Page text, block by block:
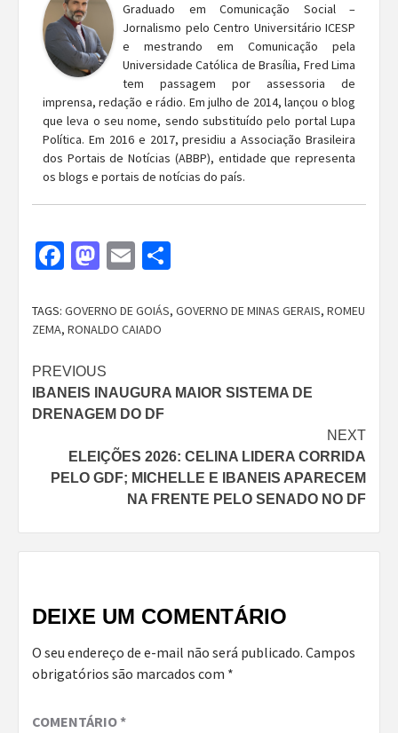
Graduado em Comunicação Social –
Jornalismo pelo Centro Universitário ICESP
e mestrando em Comunicação pela
Universidade Católica de Brasília, Fred Lima
tem passagem por assessoria de
imprensa, redação e rádio. Em julho de 2014, lançou o blog
que leva o seu nome, sendo substituído pelo portal Lupa
Política. Em 2016 e 2017, presidiu a Associação Brasileira
dos Portais de Notícias (ABBP), entidade que representa
os blogs e portais de notícias do país.
Facebook
Mastodon
Email
TAGS: GOVERNO DE GOIÁS, GOVERNO DE MINAS GERAIS, ROMEU
ZEMA, RONALDO CAIADO
Continue
Reading
PREVIOUS
IBANEIS INAUGURA MAIOR SISTEMA DE
DRENAGEM DO DF
NEXT
ELEIÇÕES 2026: CELINA LIDERA CORRIDA
PELO GDF; MICHELLE E IBANEIS APARECEM
NA FRENTE PELO SENADO NO DF
DEIXE UM COMENTÁRIO
O seu endereço de e-mail não será publicado. Campos
obrigatórios são marcados com *
COMENTÁRIO*